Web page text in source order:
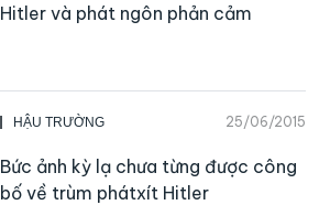
Hitler và phát ngôn phản cảm
HẬU TRƯỜNG 25/06/2015
Bức ảnh kỳ lạ chưa từng được công
bố về trùm phátxít Hitler